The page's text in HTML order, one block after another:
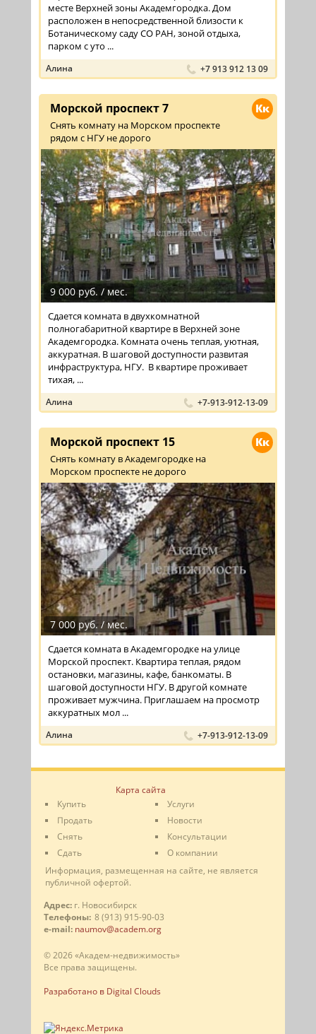
месте Верхней зоны Академгородка. Дом
расположен в непосредственной близости к
Ботаническому саду СО РАН, зоной отдыха,
парком с уто ...
Алина +7 913 912 13 09
Кк
Морской проспект 7
Снять комнату на Морском проспекте
рядом с НГУ не дорого
9 000 руб. / мес.
Сдается комната в двухкомнатной
полногабаритной квартире в Верхней зоне
Академгородка. Комната очень теплая, уютная,
аккуратная. В шаговой доступности развитая
инфраструктура, НГУ. В квартире проживает
тихая, ...
Алина +7-913-912-13-09
Кк
Морской проспект 15
Снять комнату в Академгородке на
Морском проспекте не дорого
7 000 руб. / мес.
Сдается комната в Академгородке на улице
Морской проспект. Квартира теплая, рядом
остановки, магазины, кафе, банкоматы. В
шаговой доступности НГУ. В другой комнате
проживает мужчина. Приглашаем на просмотр
аккуратных мол ...
Алина +7-913-912-13-09
Карта сайта
Купить
Продать
Снять
Сдать
Услуги
Новости
Консультации
О компании
Информация, размещенная на сайте, не является
публичной офертой.
Адрес: г. Новосибирск
Телефоны: 8 (913) 915-90-03
e-mail: naumov@academ.org
© 2026 «Академ-недвижимость»
Все права защищены.
Разработано в Digital Clouds